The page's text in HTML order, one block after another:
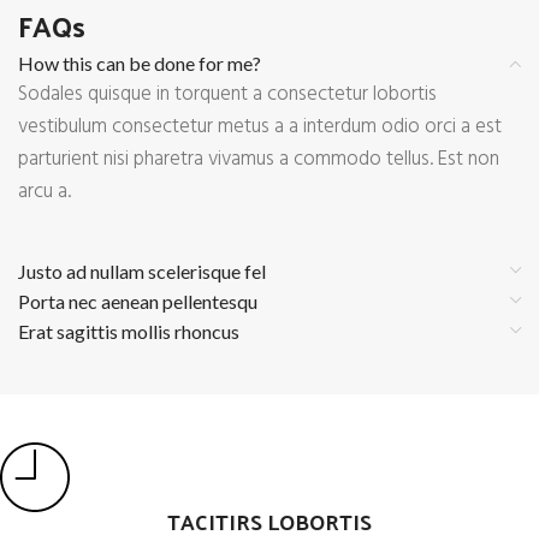
FAQs
How this can be done for me?
Sodales quisque in torquent a consectetur lobortis
vestibulum consectetur metus a a interdum odio orci a est
parturient nisi pharetra vivamus a commodo tellus. Est non
arcu a.
Justo ad nullam scelerisque fel
Porta nec aenean pellentesqu
Erat sagittis mollis rhoncus
TACITIRS LOBORTIS